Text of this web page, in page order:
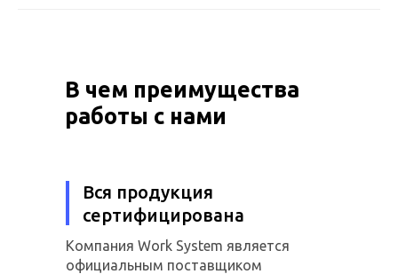
В чем преимущества
работы с нами
Вся продукция
сертифицирована
Компания Work System является
официальным поставщиком